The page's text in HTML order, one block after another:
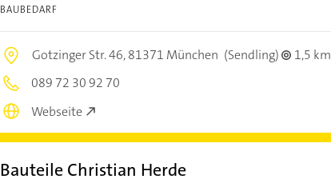
BAUBEDARF
Gotzinger Str. 46,81371 München (Sendling)
1,5 km
089 72 30 92 70
Webseite
Bauteile Christian Herde